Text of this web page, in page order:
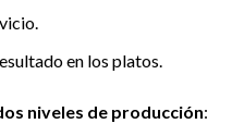
en los platos.
niveles de producción: